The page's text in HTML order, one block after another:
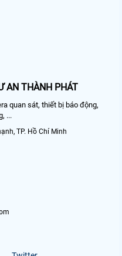
AN THÀNH PHÁT
quan sát, thiết bị báo động,
...
TP. Hồ Chí Minh